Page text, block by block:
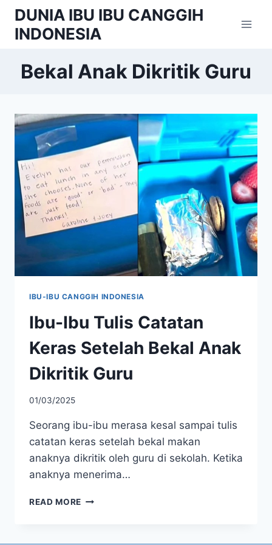
Skip
content
DUNIA IBU IBU CANGGIH
INDONESIA
Bekal Anak Dikritik Guru
IBU-IBU CANGGIH INDONESIA
Ibu-Ibu Tulis Catatan
Keras Setelah Bekal Anak
Dikritik Guru
01/03/2025
Seorang ibu-ibu merasa kesal sampai tulis
catatan keras setelah bekal makan
anaknya dikritik oleh guru di sekolah. Ketika
anaknya menerima…
READ MORE IBU-